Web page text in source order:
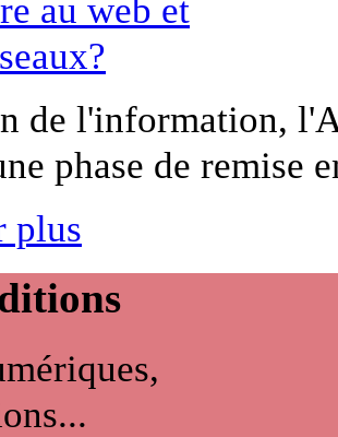
de l'information,
phase de remise
plus